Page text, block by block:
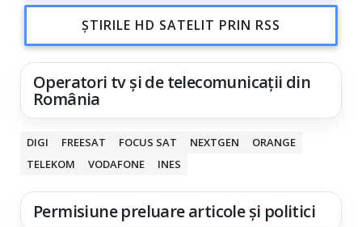
ȘTIRILE HD SATELIT PRIN RSS
Operatori tv și de telecomunicații din
România
DIGI FREESAT FOCUS SAT NEXTGEN
ORANGE
TELEKOM
VODAFONE INES
Permisiune preluare articole și politici